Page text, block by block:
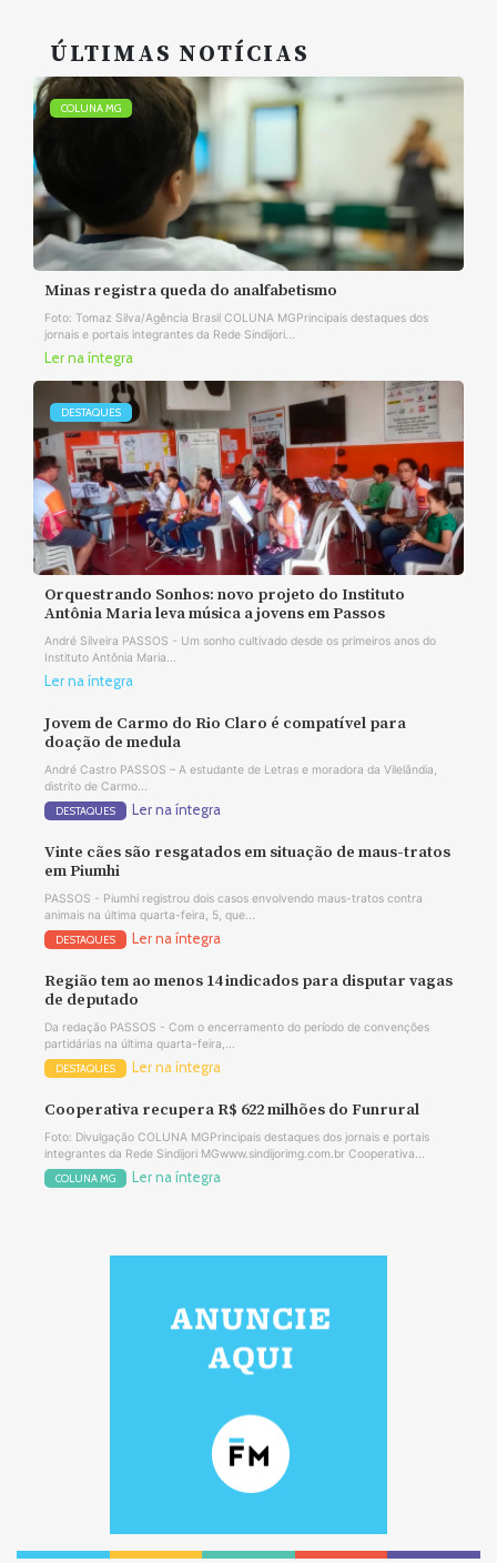
ÚLTIMAS NOTÍCIAS
COLUNA MG
Minas registra queda do analfabetismo
Foto: Tomaz Silva/Agência Brasil COLUNA MGPrincipais destaques dos
jornais e portais integrantes da Rede Sindijori...
Ler na íntegra
DESTAQUES
Orquestrando Sonhos: novo projeto do Instituto
Antônia Maria leva música a jovens em Passos
André Silveira PASSOS - Um sonho cultivado desde os primeiros anos do
Instituto Antônia Maria...
Ler na íntegra
Jovem de Carmo do Rio Claro é compatível para
doação de medula
André Castro PASSOS – A estudante de Letras e moradora da Vilelândia,
distrito de Carmo...
DESTAQUES Ler na íntegra
Vinte cães são resgatados em situação de maus-tratos
em Piumhi
PASSOS - Piumhi registrou dois casos envolvendo maus-tratos contra
animais na última quarta-feira, 5, que...
DESTAQUES Ler na íntegra
Região tem ao menos 14 indicados para disputar vagas
de deputado
Da redação PASSOS - Com o encerramento do período de convenções
partidárias na última quarta-feira,...
DESTAQUES Ler na íntegra
Cooperativa recupera R$ 622 milhões do Funrural
Foto: Divulgação COLUNA MGPrincipais destaques dos jornais e portais
integrantes da Rede Sindijori MGwww.sindijorimg.com.br Cooperativa...
COLUNA MG Ler na íntegra